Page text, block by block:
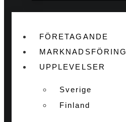
FÖRETAGANDE
MARKNADSFÖRING
UPPLEVELSER
Sverige
Finland